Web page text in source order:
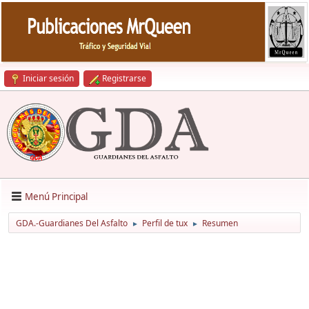
Iniciar sesión Registrarse
Menú Principal
GDA.-Guardianes Del Asfalto ► Perfil de tux ► Resumen